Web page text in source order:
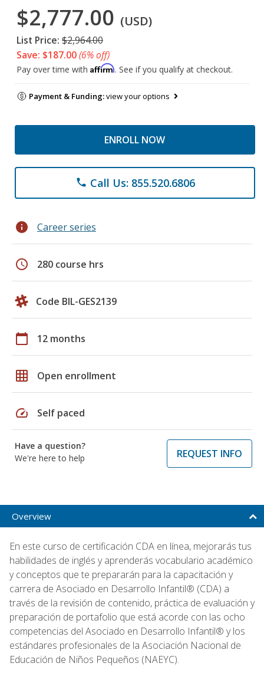
$2,777.00 (USD)
List Price: $2,964.00
Save: $187.00(6% off)
Pay over time with Affirm. See if you qualify at checkout.
Payment & Funding:view your options
ENROLL NOW
phone Call Us: 855.520.6806
info Career series
schedule 280 course hrs
Code BIL-GES2139
calendar_today 12 months
grid_on Open enrollment
speed Self paced
Have a question?
We're here to help
REQUEST INFO
Overview
En este curso de certificación CDA en línea, mejorarás tus
habilidades de inglés y aprenderás vocabulario académico
y conceptos que te prepararán para la capacitación y
carrera de Asociado en Desarrollo Infantil® (CDA) a
través de la revisión de contenido, práctica de evaluación y
preparación de portafolio que está acorde con las ocho
competencias del Asociado en Desarrollo Infantil® y los
estándares profesionales de la Asociación Nacional de
Educación de Niños Pequeños (NAEYC).